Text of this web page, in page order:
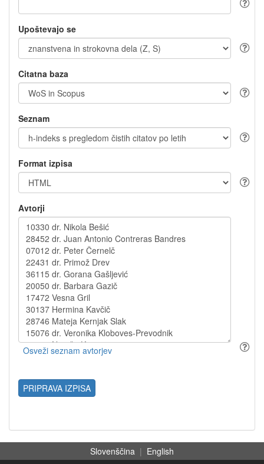
Upoštevajo se
Citatna baza
Seznam
Format izpisa
Avtorji
PRIPRAVA IZPISA
Slovenščina | English